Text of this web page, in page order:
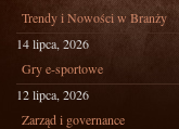
Trendy i Nowości w Branży
14 lipca, 2026
Gry e-sportowe
12 lipca, 2026
Zarząd i governance